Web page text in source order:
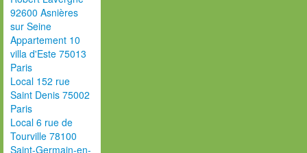
92600 Asnières
sur Seine
Appartement 10
villa d'Este 75013
Paris
Local 152 rue
Saint Denis 75002
Paris
Local 6 rue de
Tourville 78100
Saint-Germain-en-